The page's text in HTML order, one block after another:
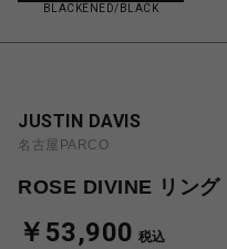
BLACKENED/BLACK
JUSTIN DAVIS
名古屋PARCO
ROSE DIVINE リング
￥53,900 税込